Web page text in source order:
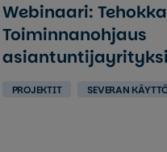
Webinaari:
Toiminnanohjaus
PROJEKTIT SEVERAN